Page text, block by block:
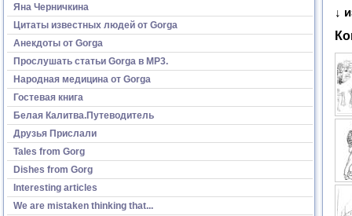
Яна Черничкина
Цитаты известных людей от Gorga
Анекдоты от Gorga
Прослушать статьи Gorga в МР3.
Народная медицина от Gorga
Гостевая книга
Белая Калитва.Путеводитель
Друзья Прислали
Tales from Gorg
Dishes from Gorg
Interesting articles
We are mistaken thinking that...
↓